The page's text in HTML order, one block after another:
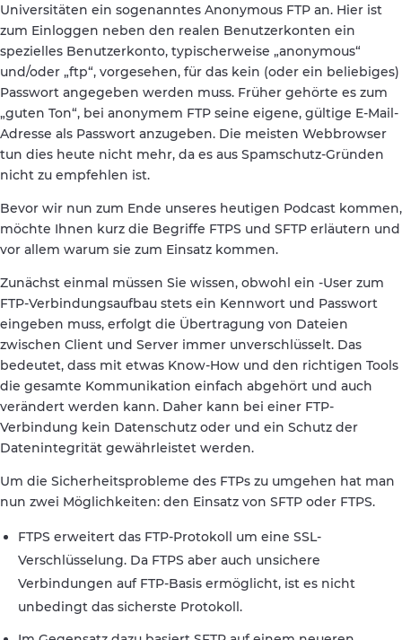
Universitäten ein sogenanntes Anonymous FTP an. Hier ist
zum Einloggen neben den realen Benutzerkonten ein
spezielles Benutzerkonto, typischerweise „anonymous“
und/oder „ftp“, vorgesehen, für das kein (oder ein beliebiges)
Passwort angegeben werden muss. Früher gehörte es zum
„guten Ton“, bei anonymem FTP seine eigene, gültige E-Mail-
Adresse als Passwort anzugeben. Die meisten Webbrowser
tun dies heute nicht mehr, da es aus Spamschutz-Gründen
nicht zu empfehlen ist.
Bevor wir nun zum Ende unseres heutigen Podcast kommen,
möchte Ihnen kurz die Begriffe FTPS und SFTP erläutern und
vor allem warum sie zum Einsatz kommen.
Zunächst einmal müssen Sie wissen, obwohl ein -User zum
FTP-Verbindungsaufbau stets ein Kennwort und Passwort
eingeben muss, erfolgt die Übertragung von Dateien
zwischen Client und Server immer unverschlüsselt. Das
bedeutet, dass mit etwas Know-How und den richtigen Tools
die gesamte Kommunikation einfach abgehört und auch
verändert werden kann. Daher kann bei einer FTP-
Verbindung kein Datenschutz oder und ein Schutz der
Datenintegrität gewährleistet werden.
Um die Sicherheitsprobleme des FTPs zu umgehen hat man
nun zwei Möglichkeiten: den Einsatz von SFTP oder FTPS.
FTPS erweitert das FTP-Protokoll um eine SSL-
Verschlüsselung. Da FTPS aber auch unsichere
Verbindungen auf FTP-Basis ermöglicht, ist es nicht
unbedingt das sicherste Protokoll.